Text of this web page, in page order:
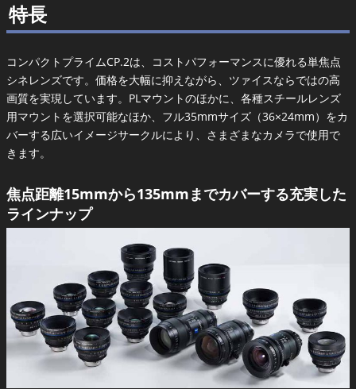
特長
コンパクトプライムCP.2は、コストパフォーマンスに優れる単焦点
シネレンズです。価格を大幅に抑えながら、ツァイスならではの高
画質を実現しています。PLマウントのほかに、各種スチールレンズ
用マウントを選択可能なほか、フル35mmサイズ（36×24mm）をカ
バーする広いイメージサークルにより、さまざまなカメラで使用で
きます。
焦点距離15mmから135mmまでカバーする充実した
ラインナップ